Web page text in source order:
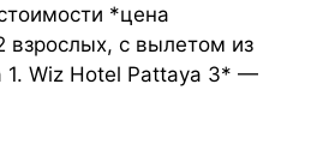
*цена
взрослых, с вылетом из
1. Wiz Hotel Pattaya 3* —